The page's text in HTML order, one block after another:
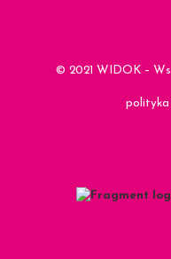
© 2021 WIDOK –
polityka